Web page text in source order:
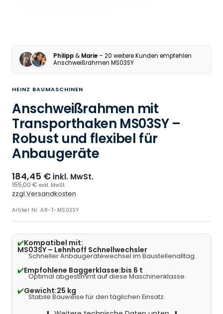
Philipp & Marie
Anschweißrahmen MS03SY
HEINZ BAUMASCHINEN
Anschweißrahmen mit
Transporthaken MS03SY –
Robust und flexibel für
Anbaugeräte
184,45 € inkl. MwSt.
155,00 € exkl. MwSt.
zzgl.Versandkosten
Artikel Nr.AR-T-MS03SY
✔️Kompatibel mit:
MS03SY – Lehnhoff Schnellwechsler
Schneller Anbaugerätewechsel im Baustellenalltag.
✔️Empfohlene Baggerklasse:bis 6 t
Optimal abgestimmt auf diese Maschinenklasse.
✔️Gewicht:25 kg
Stabile Bauweise für den täglichen Einsatz.